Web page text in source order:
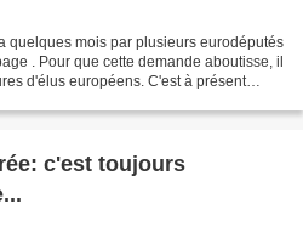
quelques mois par plusieurs eurodéputés
. Pour que cette demande aboutisse, il
d'élus européens. C'est à présent
c'est toujours